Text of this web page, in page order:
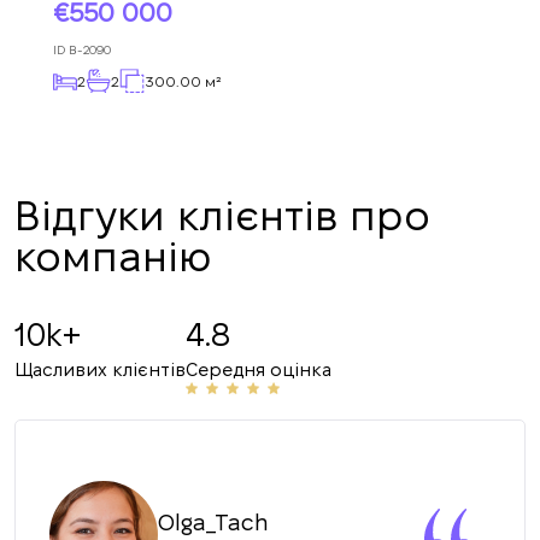
550 000
ID B-2090
2 2 300.00 м²
Відгуки клієнтів про
компанію
10k+
Щасливих клієнтів
4.8
Середня оцінка
Olga_Tach
найближчим часом.
UKRAINE
+380